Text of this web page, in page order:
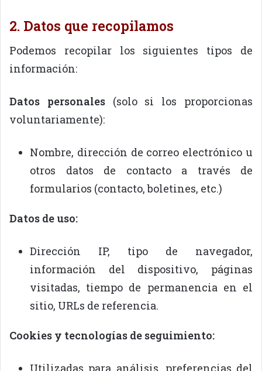
2. Datos que recopilamos
Podemos recopilar los siguientes tipos de
información:
Datos personales(solo si los proporcionas
voluntariamente):
Nombre, dirección de correo electrónico u
otros datos de contacto a través de
formularios (contacto, boletines, etc.)
Datos de uso:
Dirección IP, tipo de navegador,
información del dispositivo, páginas
visitadas, tiempo de permanencia en el
sitio, URLs de referencia.
Cookies y tecnologías de seguimiento:
Utilizadas para análisis, preferencias del